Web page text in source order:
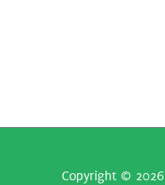
Copyright © 2026